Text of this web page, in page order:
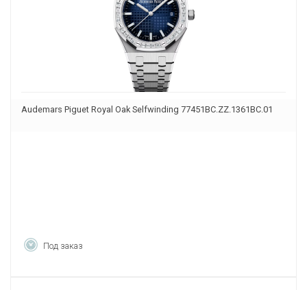
Audemars Piguet Royal Oak Selfwinding 77451BC.ZZ.1361BC.01
Под заказ